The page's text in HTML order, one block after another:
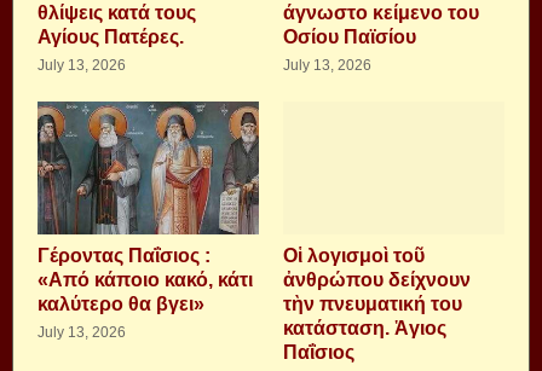
θλίψεις κατά τους
Αγίους Πατέρες.
July 13, 2026
άγνωστο κείμενο του
Οσίου Παϊσίου
July 13, 2026
Γέροντας Παΐσιος :
«Από κάποιο κακό, κάτι
καλύτερο θα βγει»
July 13, 2026
Οἱ λογισμοὶ τοῦ
ἀνθρώπου δείχνουν
τὴν πνευματική του
κατάσταση. Ἁγιος
Παΐσιος